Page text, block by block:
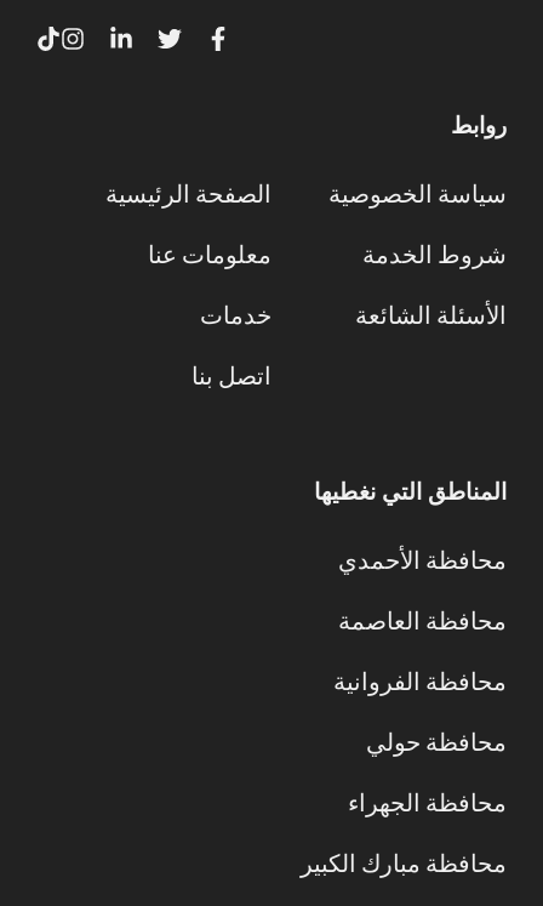
روابط
سياسة الخصوصية
شروط الخدمة
الأسئلة الشائعة
الصفحة الرئيسية
معلومات عنا
خدمات
اتصل بنا
المناطق التي نغطيها
محافظة الأحمدي
محافظة العاصمة
محافظة الفروانية
محافظة حولي
محافظة الجهراء
محافظة مبارك الكبير